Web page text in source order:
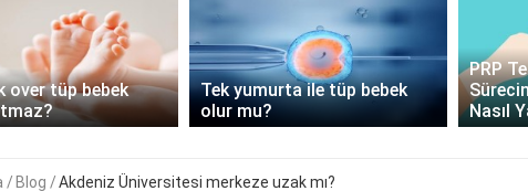
over tüp bebek
Tek yumurta ile tüp bebek
olur mu?
PRP
Nasıl
Blog Akdeniz Üniversitesi merkeze uzak mı?